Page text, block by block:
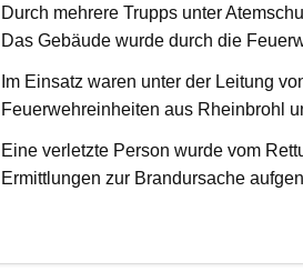
Durch mehrere Trupps unter
Das Gebäude wurde durch die
Im Einsatz waren unter der Leitung
Feuerwehreinheiten aus Rheinbrohl
Eine verletzte Person wurde vom
Ermittlungen zur Brandursache